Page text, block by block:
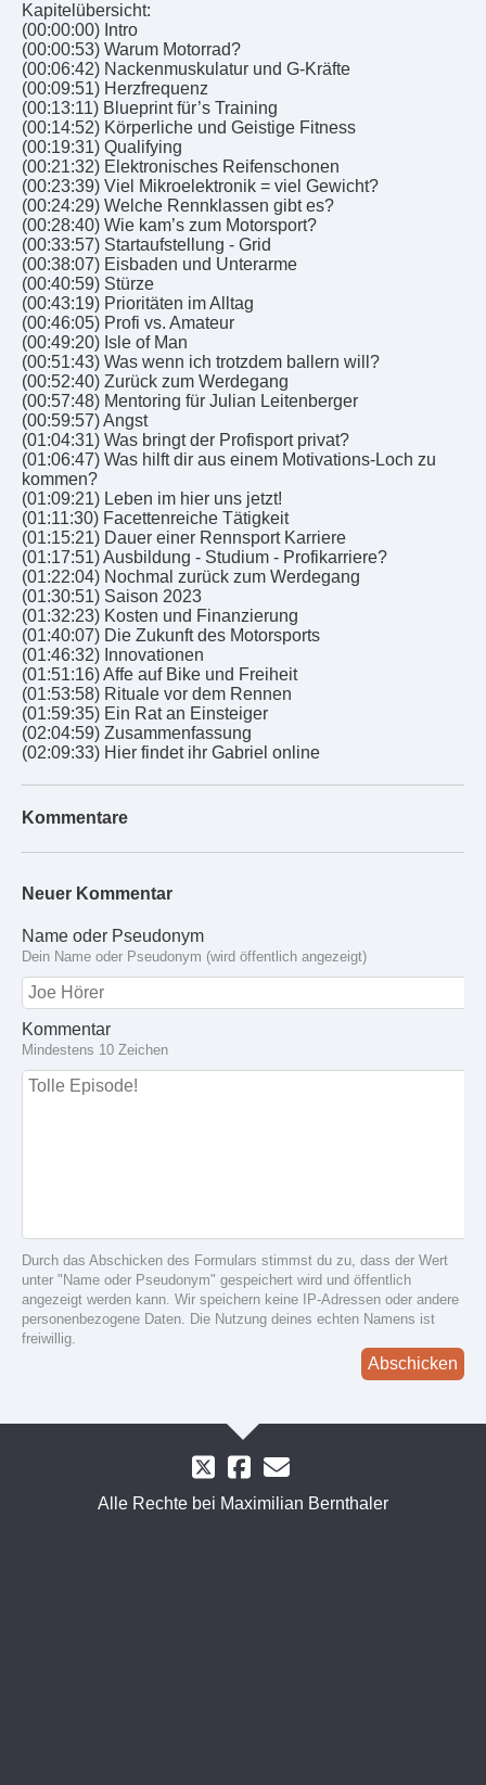
Kapitelübersicht:
(00:00:00) Intro
(00:00:53) Warum Motorrad?
(00:06:42) Nackenmuskulatur und G-Kräfte
(00:09:51) Herzfrequenz
(00:13:11) Blueprint für’s Training
(00:14:52) Körperliche und Geistige Fitness
(00:19:31) Qualifying
(00:21:32) Elektronisches Reifenschonen
(00:23:39) Viel Mikroelektronik = viel Gewicht?
(00:24:29) Welche Rennklassen gibt es?
(00:28:40) Wie kam’s zum Motorsport?
(00:33:57) Startaufstellung - Grid
(00:38:07) Eisbaden und Unterarme
(00:40:59) Stürze
(00:43:19) Prioritäten im Alltag
(00:46:05) Profi vs. Amateur
(00:49:20) Isle of Man
(00:51:43) Was wenn ich trotzdem ballern will?
(00:52:40) Zurück zum Werdegang
(00:57:48) Mentoring für Julian Leitenberger
(00:59:57) Angst
(01:04:31) Was bringt der Profisport privat?
(01:06:47) Was hilft dir aus einem Motivations-Loch zu
kommen?
(01:09:21) Leben im hier uns jetzt!
(01:11:30) Facettenreiche Tätigkeit
(01:15:21) Dauer einer Rennsport Karriere
(01:17:51) Ausbildung - Studium - Profikarriere?
(01:22:04) Nochmal zurück zum Werdegang
(01:30:51) Saison 2023
(01:32:23) Kosten und Finanzierung
(01:40:07) Die Zukunft des Motorsports
(01:46:32) Innovationen
(01:51:16) Affe auf Bike und Freiheit
(01:53:58) Rituale vor dem Rennen
(01:59:35) Ein Rat an Einsteiger
(02:04:59) Zusammenfassung
(02:09:33) Hier findet ihr Gabriel online
Kommentare
Neuer Kommentar
Name oder Pseudonym
Dein Name oder Pseudonym (wird öffentlich angezeigt)
Kommentar
Mindestens 10 Zeichen
Durch das Abschicken des Formulars stimmst du zu, dass der Wert
unter "Name oder Pseudonym" gespeichert wird und öffentlich
angezeigt werden kann. Wir speichern keine IP-Adressen oder andere
personenbezogene Daten. Die Nutzung deines echten Namens ist
freiwillig.
Abschicken
Alle Rechte bei Maximilian Bernthaler